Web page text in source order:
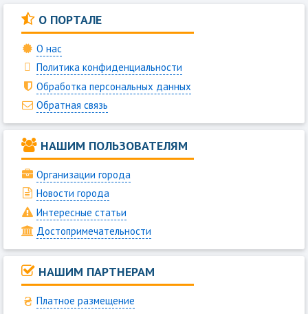
О ПОРТАЛЕ
О нас
Политика конфиденциальности
Обработка персональных данных
Обратная связь
НАШИМ ПОЛЬЗОВАТЕЛЯМ
Организации города
Новости города
Интересные статьи
Достопримечательности
НАШИМ ПАРТНЕРАМ
Платное размещение